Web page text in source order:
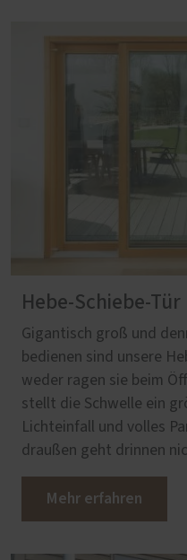
Hebe-Schiebe-Tür
Gigantisch groß und
bedienen sind unsere
weder ragen sie beim
stellt die Schwelle ein
Lichteinfall und volles
draußen geht drinnen
Mehr erfahren